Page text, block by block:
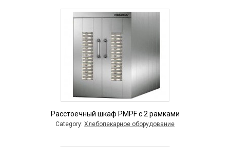
Расстоечный шкаф PMPF с 2 рамками
Category: Хлебопекарное оборудование